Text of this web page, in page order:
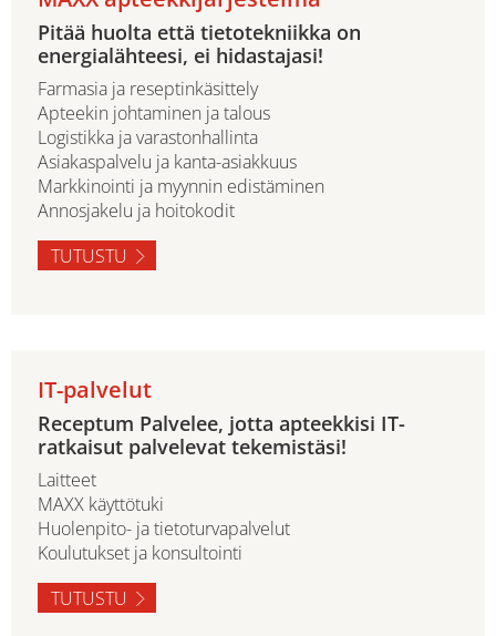
Pitää huolta että tietotekniikka on
energialähteesi, ei hidastajasi!
Farmasia ja reseptinkäsittely
Apteekin johtaminen ja talous
Logistikka ja varastonhallinta
Asiakaspalvelu ja kanta-asiakkuus
Markkinointi ja myynnin edistäminen
Annosjakelu ja hoitokodit
TUTUSTU
IT-palvelut
Receptum Palvelee, jotta apteekkisi IT-
ratkaisut palvelevat tekemistäsi!
Laitteet
MAXX käyttötuki
Huolenpito- ja tietoturvapalvelut
Koulutukset ja konsultointi
TUTUSTU